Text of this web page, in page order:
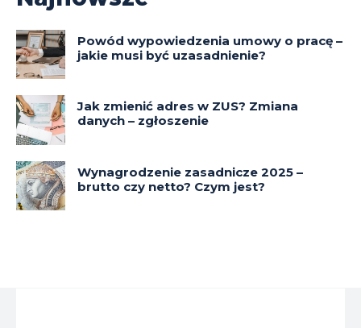
Powód wypowiedzenia umowy o pracę –
jakie musi być uzasadnienie?
Jak zmienić adres w ZUS? Zmiana
danych – zgłoszenie
Wynagrodzenie zasadnicze 2025 –
brutto czy netto? Czym jest?